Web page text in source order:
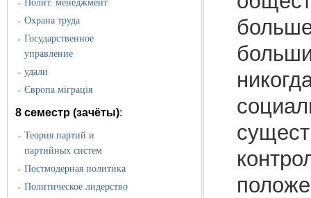
» Полит. менеджмент
» Охрана труда
» Государственное
управление
» удали
» Європа міграція
8 семестр (зачёты):
» Теория партий и
партийных систем
» Постмодерная политика
» Политическое лидерство